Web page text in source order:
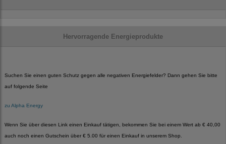
Hervorragende Energieprodukte
Suchen Sie einen guten Schutz gegen alle negativen Energiefelder? Dann gehen Sie bitte
auf folgende Seite
zu Alpha Energy
Wenn Sie über diesen Link einen Einkauf tätigen, bekommen Sie bei einem Wert ab € 40,00
auch noch einen Gutschein über € 5.00 für einen Einkauf in unserem Shop.